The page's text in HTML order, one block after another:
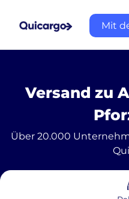
Mit
Versand zu
Über 20.000